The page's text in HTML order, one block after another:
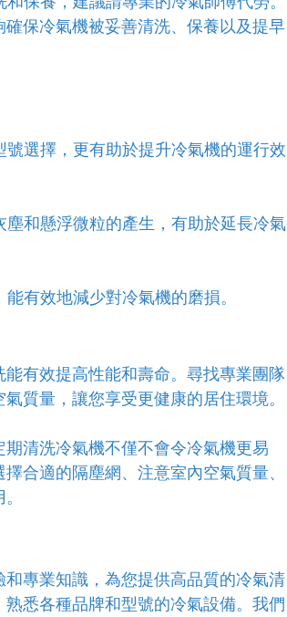
保冷氣機被妥善清洗、保養以及提早
選擇，更有助於提升冷氣機的運行效
和懸浮微粒的產生，有助於延長冷氣
有效地減少對冷氣機的磨損。
有效提高性能和壽命。尋找專業團隊
質量，讓您享受更健康的居住環境。
清洗冷氣機不僅不會令冷氣機更易
合適的隔塵網、注意室內空氣質量、
專業知識，為您提供高品質的冷氣清
悉各種品牌和型號的冷氣設備。我們